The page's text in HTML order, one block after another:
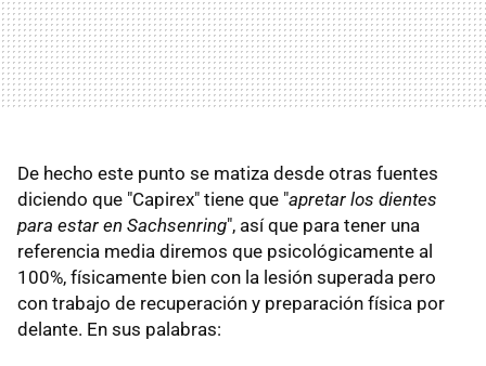
De hecho este punto se matiza desde otras fuentes
diciendo que "Capirex" tiene que "apretar los dientes
para estar en Sachsenring", así que para tener una
referencia media diremos que psicológicamente al
100%, físicamente bien con la lesión superada pero
con trabajo de recuperación y preparación física por
delante. En sus palabras: